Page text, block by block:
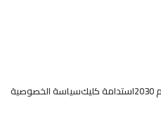
استدامة كليكسياسة الخصوصية